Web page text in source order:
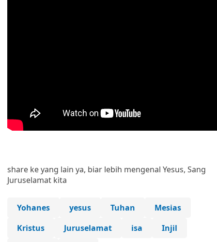
share ke yang lain ya, biar lebih mengenal Yesus, Sang
Juruselamat kita
Yohanes yesus Tuhan
Mesias
Kristus
Juruselamat isa
Injil